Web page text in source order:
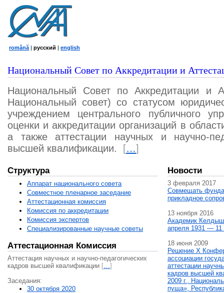
română | русский | english
Национальный Совет по Аккредитации и
Национальный Совет по Аккредитации и
Национальный совет) со статусом
учреждением центрального публичного
оценки и аккредитации организаций в
а также аттестации научных и научно-
высшей квалификации.
[…]
Структура
Аппарат национального совета
Совместное пленарное заседание
Аттестационная комисcия
Комиссия по аккредитации
Комиссия экспертов
Специализированные научные советы
Аттестационная Комиссия
Аттестация научных и научно-педагогических
кадров высшей квалификации […]
Заседания:
30 октября 2020
Новости
3 февраля 2017
Совмещать
прикладное
13 ноября 2016
Академик
апреля 1931 — 11
18 июня 2009
Решение X
ассоциации
аттестации
кадров высшей
2009 г.,
пуща»,